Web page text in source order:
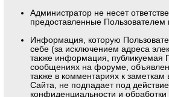
Администратор не несет
предоставленные Пользователем
Информация, которую
себе (за исключением адреса
также информация, публикуемая
сообщениях на форуме,
также в комментариях к заметкам
Сайта, не подпадает под
конфиденциальности и